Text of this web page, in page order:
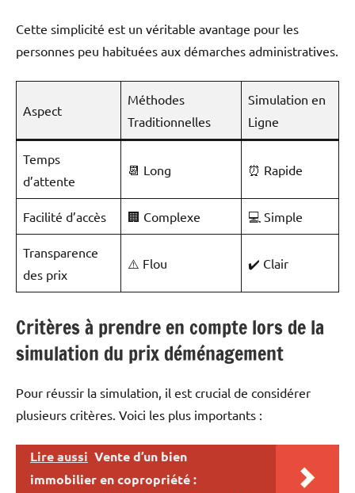
Cette simplicité est un véritable avantage pour les
personnes peu habituées aux démarches administratives.
Aspect
Méthodes
Traditionnelles
Simulation en
Ligne
Temps
d’attente
📆 Long ⏰ Rapide
Facilité d’accès 🏢 Complexe 💻 Simple
Transparence
des prix
⚠️ Flou ✔️ Clair
Critères à prendre en compte lors de la
simulation du prix déménagement
Pour réussir la simulation, il est crucial de considérer
plusieurs critères. Voici les plus importants :
Lire aussi Vente d’un bien
immobilier en copropriété :